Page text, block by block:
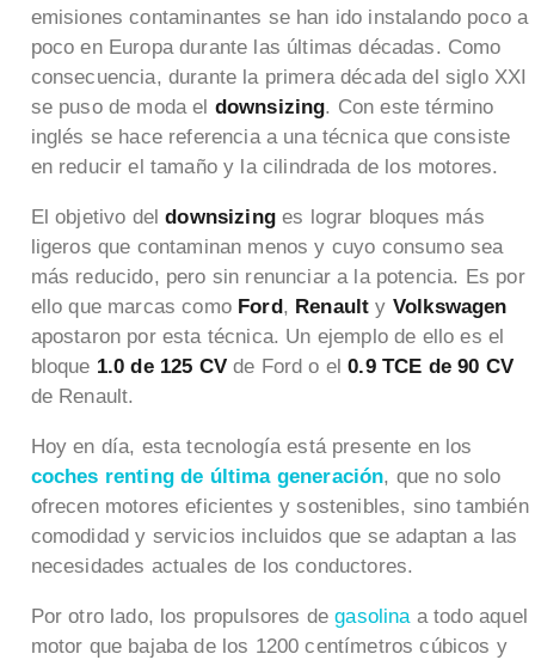
emisiones contaminantes se han ido instalando poco a
poco en Europa durante las últimas décadas. Como
consecuencia, durante la primera década del siglo XXI
se puso de moda el downsizing. Con este término
inglés se hace referencia a una técnica que consiste
en reducir el tamaño y la cilindrada de los motores.
El objetivo deldownsizinges lograr bloques más
ligeros que contaminan menos y cuyo consumo sea
más reducido, pero sin renunciar a la potencia. Es por
ello que marcas como Ford , Renault y Volkswagen
apostaron por esta técnica. Un ejemplo de ello es el
bloque 1.0 de 125 CVde Ford o el0.9 TCE de 90 CV
de Renault.
Hoy en día, esta tecnología está presente en los
coches renting de última generación, que no solo
ofrecen motores eficientes y sostenibles, sino también
comodidad y servicios incluidos que se adaptan a las
necesidades actuales de los conductores.
Por otro lado, los propulsores degasolina a todo aquel
motor que bajaba de los 1200 centímetros cúbicos y